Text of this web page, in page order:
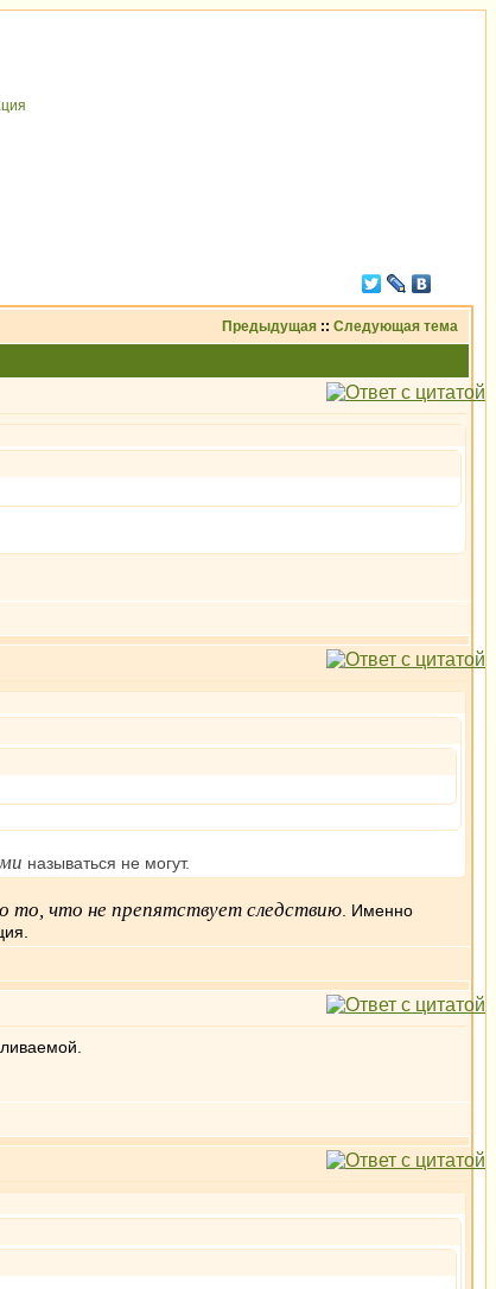
Предыдущая :: Следующая тема
называться не могут.
то, что не препятствует следствию . Именно